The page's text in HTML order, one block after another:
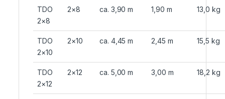
TDO
2×8
2×8 ca. 3,90 m 1,90 m 13,0 kg
TDO
2×10
2×10 ca. 4,45 m 2,45 m 15,5 kg
TDO
2×12
2×12 ca. 5,00 m 3,00 m 18,2 kg